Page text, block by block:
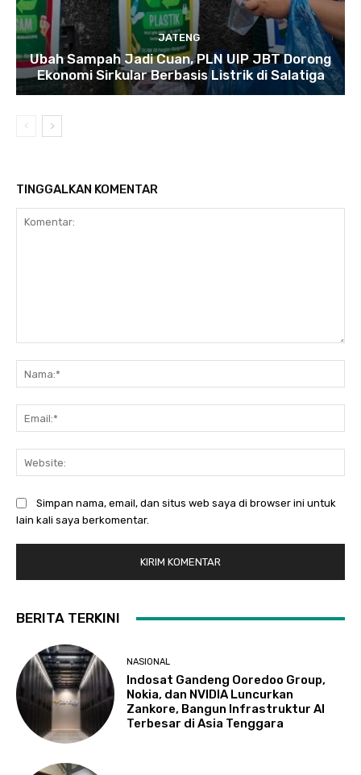
JATENG
Ubah Sampah Jadi Cuan, PLN UIP JBT Dorong
Ekonomi Sirkular Berbasis Listrik di Salatiga
TINGGALKAN KOMENTAR
Simpan nama, email, dan situs web saya di browser ini untuk
lain kali saya berkomentar.
BERITA TERKINI
NASIONAL
Indosat Gandeng Ooredoo Group,
Nokia, dan NVIDIA Luncurkan
Zankore, Bangun Infrastruktur AI
Terbesar di Asia Tenggara